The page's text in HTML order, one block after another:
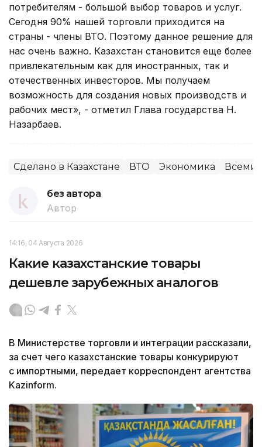
потребителям - большой выбор товаров и услуг.
Сегодня 90% нашей торговли приходится на
страны - члены ВТО. Поэтому данное решение для
нас очень важно. Казахстан становится еще более
привлекательным как для иностранных, так и
отечественных инвесторов. Мы получаем
возможность для создания новых производств и
рабочих мест», - отметил Глава государства Н.
Назарбаев.
Сделано в Казахстане ВТО Экономика
без автора
Автор
14:16, 04 Августа 2026
Какие казахстанские товары
дешевле зарубежных аналогов
В Министерстве торговли и интеграции рассказали,
за счет чего казахстанские товары конкурируют
с импортными, передает корреспондент агентства
Kazinform.